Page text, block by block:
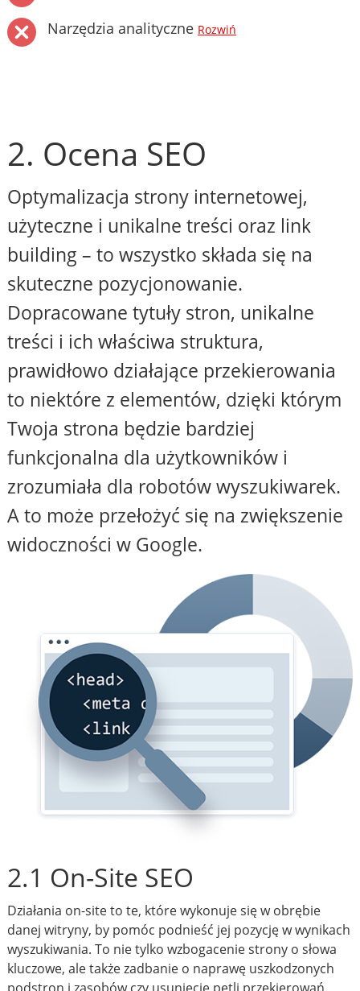
Narzędzia analityczne Rozwiń
2. Ocena SEO
Optymalizacja strony internetowej,
użyteczne i unikalne treści oraz link
building – to wszystko składa się na
skuteczne pozycjonowanie.
Dopracowane tytuły stron, unikalne
treści i ich właściwa struktura,
prawidłowo działające przekierowania
to niektóre z elementów, dzięki którym
Twoja strona będzie bardziej
funkcjonalna dla użytkowników i
zrozumiała dla robotów wyszukiwarek.
A to może przełożyć się na zwiększenie
widoczności w Google.
2.1 On-Site SEO
Działania on-site to te, które wykonuje się w obrębie
danej witryny, by pomóc podnieść jej pozycję w wynikach
wyszukiwania. To nie tylko wzbogacenie strony o słowa
kluczowe, ale także zadbanie o naprawę uszkodzonych
podstron i zasobów czy usunięcie pętli przekierowań.